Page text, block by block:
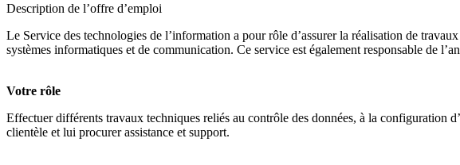
Description de l’offre d’emploi
Le Service des technologies de l’information a pour rôle d’assurer la réalisation de
systèmes informatiques et de communication. Ce service est également responsable de
Votre rôle
Effectuer différents travaux techniques reliés au contrôle des données, à la configuration
clientèle et lui procurer assistance et support.